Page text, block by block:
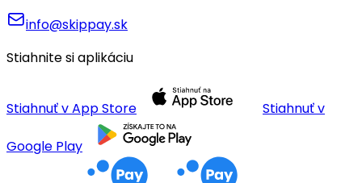
info@skippay.sk
Stiahnite si aplikáciu
Stiahnuť v App Store Stiahnuť v
Google Play